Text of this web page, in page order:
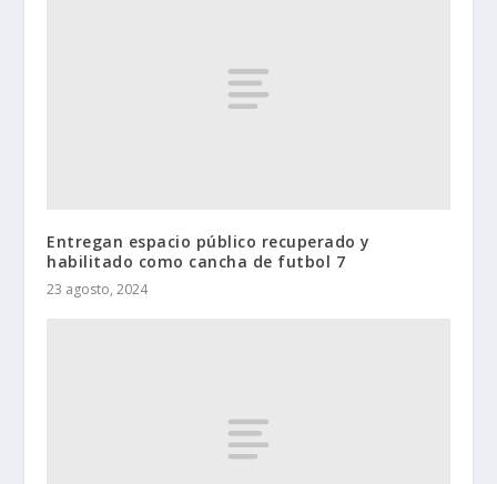
Entregan espacio público recuperado y
habilitado como cancha de futbol 7
23 agosto, 2024